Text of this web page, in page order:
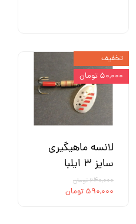
لانسه ماهیگیری
سایز ۳ ایلبا
۶۴۰,۰۰۰ تومان
۵۹۰,۰۰۰ تومان
تخفیف
۵۰,۰۰۰ تومان